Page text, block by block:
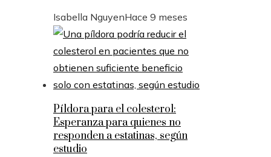
Isabella NguyenHace 9 meses
Píldora para el colesterol:
Esperanza para quienes no
responden a estatinas, según
estudio